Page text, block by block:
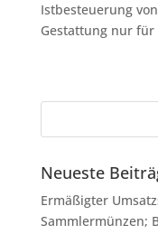
Istbesteuerung
Gestattung nur für
Neueste
Ermäßigter
Sammlermünzen;